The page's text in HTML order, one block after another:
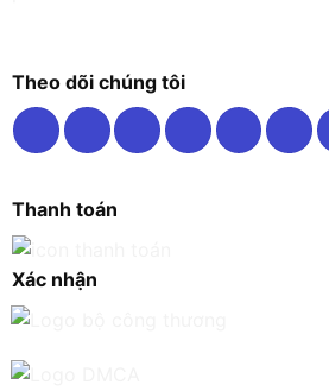
Theo dõi chúng tôi
Thanh toán
Xác nhận